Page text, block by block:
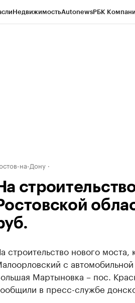
НедвижимостьAutonewsРБК
на-Дону
строительство нового
с
Мартыновка – пос.
в пресс-службе